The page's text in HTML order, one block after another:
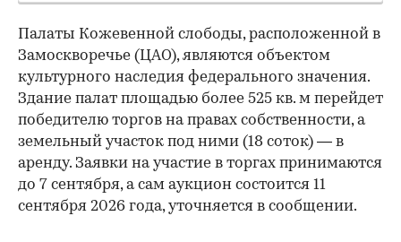
Палаты Кожевенной слободы, расположенной в
Замоскворечье (ЦАО), являются объектом
культурного наследия федерального значения.
Здание палат площадью более 525 кв. м перейдет
победителю торгов на правах собственности, а
земельный участок под ними (18 соток) — в
аренду. Заявки на участие в торгах принимаются
до 7 сентября, а сам аукцион состоится 11
сентября 2026 года, уточняется в сообщении.